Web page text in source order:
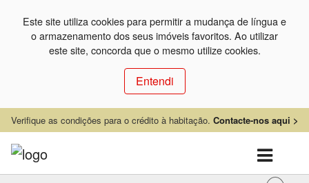
Este site utiliza cookies para permitir a mudança de língua e
o armazenamento dos seus imóveis favoritos. Ao utilizar
este site, concorda que o mesmo utilize cookies.
Entendi
Verifique as condições para o crédito à habitação. Contacte-nos aqui >